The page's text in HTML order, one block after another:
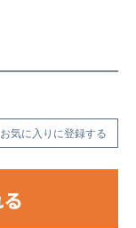
お気に入りに登録する